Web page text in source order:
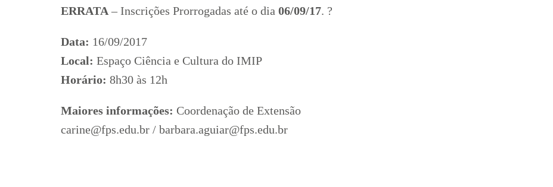
ERRATA – Inscrições Prorrogadas até o dia 06/09/17. ?
Data: 16/09/2017
Local: Espaço Ciência e Cultura do IMIP
Horário: 8h30 às 12h
Maiores informações: Coordenação de Extensão
carine@fps.edu.br / barbara.aguiar@fps.edu.br